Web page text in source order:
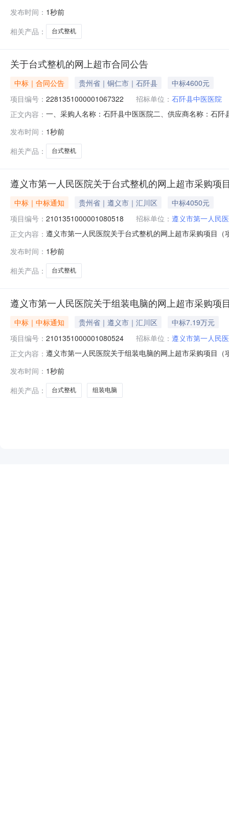
2.0046009200服务要求或标的基本概况：七、其它事项
发布时间： 1秒前
相关产品：
台式整机
关于台式整机的网上超市合同公告
中标｜合同公告 贵州省｜铜仁市｜石阡县
中标4600元
项目编号： 2281351000001067322 招标单位： 石阡县中医医院
正文内容： 一、采购人名称：石阡县中医医院二、供应商名称：石
1.0046004600服务要求或标的基本概况：七、其它事项
发布时间： 1秒前
相关产品：
台式整机
遵义市第一人民医院关于台式整机的网上超市采购项
中标｜中标通知 贵州省｜遵义市｜汇川区
中标4050元
项目编号： 2101351000001080518 招标单位： 遵义市第一人民
正文内容： 遵义市第一人民医院关于台式整机的网上超市采购项目
所在行政区划编码:520399项目所在行政区划名称:遵义
发布时间： 1秒前
相关产品：
台式整机
遵义市第一人民医院关于组装电脑的网上超市采购项
中标｜中标通知 贵州省｜遵义市｜汇川区
中标7.19万元
项目编号： 2101351000001080524 招标单位： 遵义市第一人民
正文内容： 遵义市第一人民医院关于组装电脑的网上超市采购项目
所在行政区划编码:520399项目所在行政区划名称:遵义
发布时间： 1秒前
相关产品：
台式整机 组装电脑